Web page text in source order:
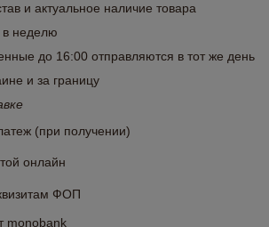
и актуальное наличие товара
в неделю
до 16:00 отправляются в тот же день
и за границу
(при получении)
онлайн
ФОП
monobank